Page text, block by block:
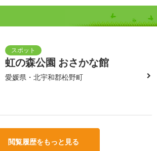
虹の森公園 おさかな館
愛媛県・北宇和郡松野町
閲覧履歴をもっと見る